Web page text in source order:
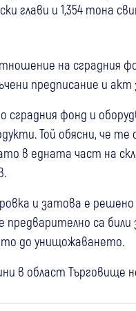
глави и 1,354 тона
на сградния
предписание и
фонд и
Той обясни, че те
в едната част на
и затова е
предварително са
до унищожаването.
в област Търговище
България 05 авг
“Фалшив